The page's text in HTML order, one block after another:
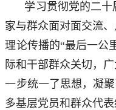
学习贯彻党的二
家与群众面对面交流
理论传播的“最后一公
际和干部群众关切，
一步统一了思想，凝
多基层党员和群众代